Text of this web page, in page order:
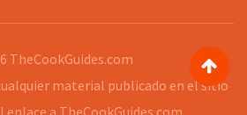
TheCookGuides.com
material publicado en el sitio